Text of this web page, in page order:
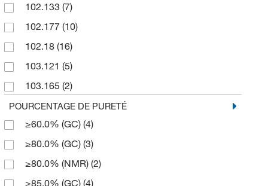
100 mg (11)
1000 g(13)
1000 mL(2)
12 kg(7)
125 g(2)
125 mL(1)
15.9 kg(2)
18.9 L(1)
2 g(5)
102.133 (7)
102.177 (10)
102.18 (16)
103.121 (5)
103.165 (2)
103.17(2)
104.105(2)
104.11(11)
104.149(2)
POURCENTAGE DE PURETÉ
≥60.0% (GC) (4)
≥80.0% (GC) (3)
≥80.0% (NMR) (2)
≥85.0% (GC) (4)